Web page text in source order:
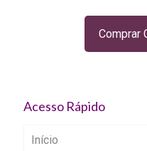
Comprar
Acesso Rápido
Início